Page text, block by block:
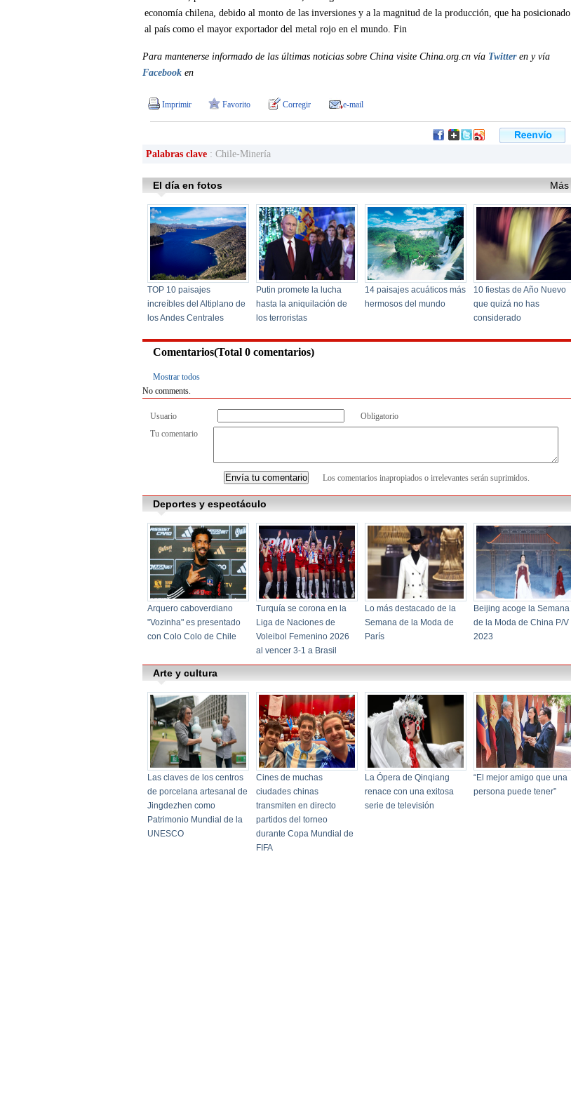
economía chilena, debido al monto de las inversiones y a la magnitud de la producción, que ha posicionado
al país como el mayor exportador del metal rojo en el mundo. Fin
Para mantenerse informado de las últimas noticias sobre China visite China.org.cn vía Twitteren y vía
Facebooken
Imprimir Favorito Corregir e-mail
Palabras clave: Chile-Minería
Comentarios(Total 0comentarios)
Mostrar todos
No comments.
Usuario
Obligatorio
Tu comentario
Los comentarios inapropiados o irrelevantes serán suprimidos.